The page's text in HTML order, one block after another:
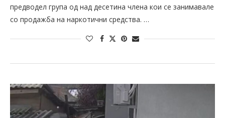
предводел група од над десетина члена кои се занимавале
со продажба на наркотични средства. …